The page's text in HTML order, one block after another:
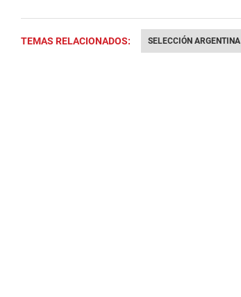
TEMAS RELACIONADOS: SELECCIÓN ARGENTINA